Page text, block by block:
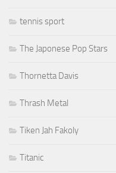
tennis sport
The Japonese Pop Stars
Thornetta Davis
Thrash Metal
Tiken Jah Fakoly
Titanic